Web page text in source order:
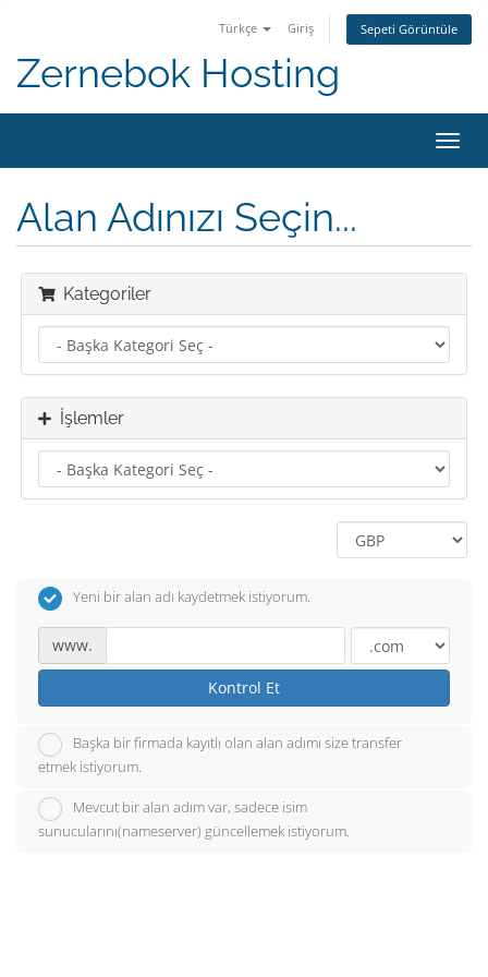
Türkçe Giriş Sepeti Görüntüle
Zernebok Hosting
Alan Adınızı Seçin...
Kategoriler
İşlemler
Yeni bir alan adı kaydetmek istiyorum.
www.
Kontrol Et
Başka bir firmada kayıtlı olan alan adımı size transfer
etmek istiyorum.
Mevcut bir alan adım var, sadece isim
sunucularını(nameserver) güncellemek istiyorum.